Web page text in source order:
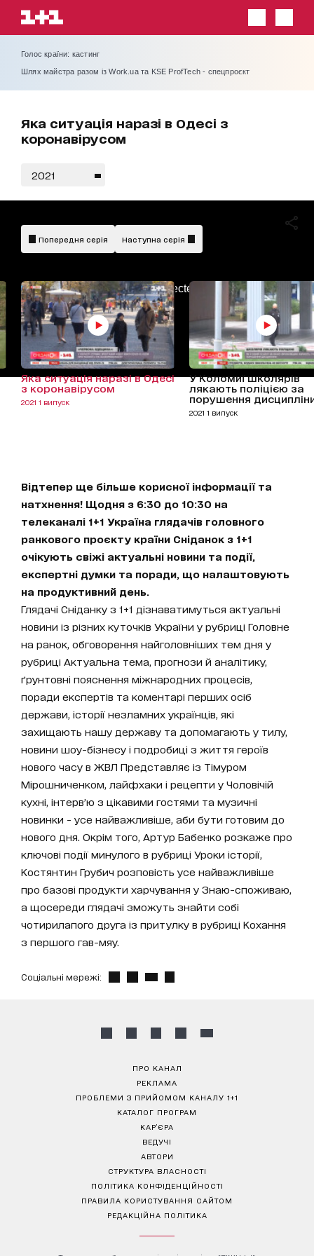
Голос країни: кастинг
Шлях майстра разом із Work.ua та KSE ProfTech - спецпроєкт
Яка ситуація наразі в Одесі з
коронавірусом
2021
AdBlockDetected!
Попередня серія Наступна серія
Яка ситуація наразі в Одесі
з коронавірусом
2021 1 випуск
У Коломиї школярів
лякають поліцією за
порушення
2021 1 випуск
Відтепер ще більше корисної інформації та
натхнення! Щодня з 6:30 до 10:30 на
телеканалі 1+1 Україна глядачів головного
ранкового проєкту країни Сніданок з 1+1
очікують свіжі актуальні новини та події,
експертні думки та поради, що налаштовують
на продуктивний день.
Глядачі Сніданку з 1+1 дізнаватимуться актуальні
новини із різних куточків України у рубриці Головне
на ранок, обговорення найголовніших тем дня у
рубриці Актуальна тема, прогнози й аналітику,
ґрунтовні пояснення міжнародних процесів,
поради експертів та коментарі перших осіб
держави, історії незламних українців, які
захищають нашу державу та допомагають у тилу,
новини шоу-бізнесу і подробиці з життя героїв
нового часу в ЖВЛ Представляє із Тімуром
Мірошниченком, лайфхаки і рецепти у Чоловічій
кухні, інтерв’ю з цікавими гостями та музичні
новинки - усе найважливіше, аби бути готовим до
нового дня. Окрім того, Артур Бабенко розкаже про
ключові події минулого в рубриці Уроки історії,
Костянтин Грубич розповість усе найважливіше
про базові продукти харчування у Знаю-споживаю,
а щосереди глядачі зможуть знайти собі
чотирилапого друга із притулку в рубриці Кохання
з першого гав-мяу.
Соціальні мережі:
ПРО КАНАЛ
РЕКЛАМА
ПРОБЛЕМИ З ПРИЙОМОМ КАНАЛУ 1+1
КАТАЛОГ ПРОГРАМ
КАР’ЄРА
ВЕДУЧІ
АВТОРИ
СТРУКТУРА ВЛАСНОСТІ
ПОЛІТИКА КОНФІДЕНЦІЙНОСТІ
ПРАВИЛА КОРИСТУВАННЯ САЙТОМ
РЕДАКЦІЙНА ПОЛІТИКА